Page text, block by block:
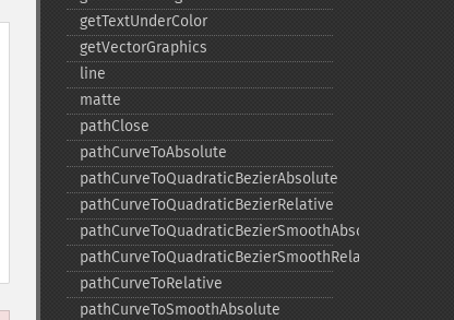
getTextUnderColor
getVectorGraphics
line
matte
pathClose
pathCurveToAbsolute
pathCurveToQuadraticBezierAbsolute
pathCurveToQuadraticBezierRelative
pathCurveToQuadraticBezierSmoothAbsolute
pathCurveToQuadraticBezierSmoothRelative
pathCurveToRelative
pathCurveToSmoothAbsolute